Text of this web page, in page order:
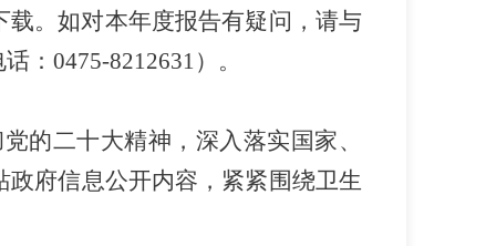
载。如对本年度报告有疑问，请与
： 0475-8212631）。
的二十大精神，深入落实国家、
府信息公开内容，紧紧围绕卫生